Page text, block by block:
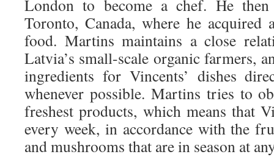
London to become a chef. He
Toronto, Canada, where he acquired
food. Martins maintains a close
Latvia’s small-scale organic farmers,
ingredients for Vincents’ dishes
whenever possible. Martins tries to
freshest products, which means that
every week, in accordance with the
and mushrooms that are in season at